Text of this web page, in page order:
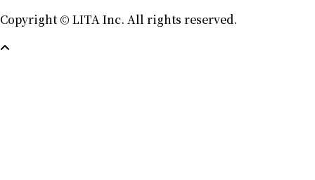
Copyright © LITA Inc. All rights reserved.